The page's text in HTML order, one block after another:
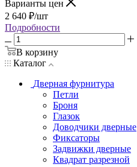
Варианты цен
2 640 ₽/шт
Подробности
В корзину
Каталог
Дверная фурнитура
Петли
Броня
Глазок
Доводчики дверные
Фиксаторы
Задвижки дверные
Квадрат разрезной